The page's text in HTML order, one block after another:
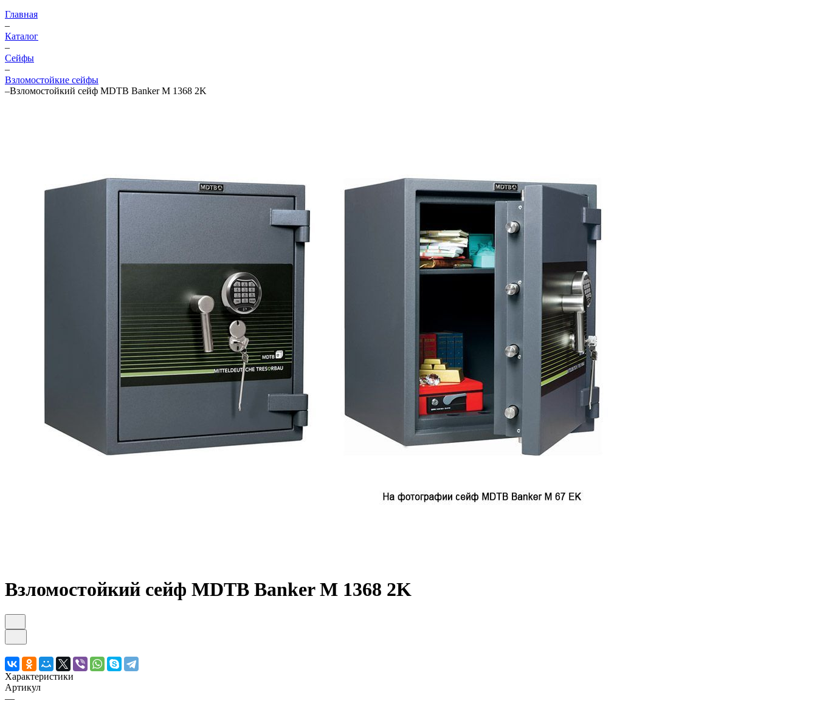
Главная
–
Каталог
–
Cейфы
–
Взломостойкие сейфы
–Взломостойкий сейф MDTB Banker M 1368 2K
Взломостойкий сейф MDTB Banker M 1368 2K
Характеристики
Артикул
—